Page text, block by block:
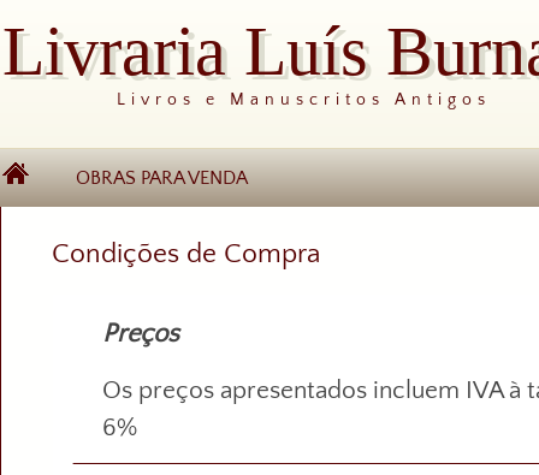
Livraria Luís
Livros e Manuscritos Antigos
OBRAS PARA VENDA
Condições de Compra
Preços
Os preços apresentados incluem IVA à
6%